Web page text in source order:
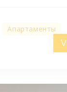
Апартаменты